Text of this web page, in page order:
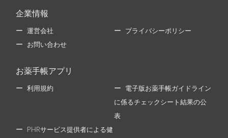
企業情報
運営会社 プライバシーポリシー
お問い合わせ
お薬手帳アプリ
利用規約 電子版お薬手帳ガイドライン
に係るチェックシート結果の公
表
PHRサービス提供者による健